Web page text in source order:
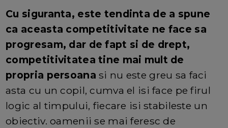
Cu siguranta, este tendinta de a spune
ca aceasta competitivitate ne face sa
progresam, dar de fapt si de drept,
competitivitatea tine mai mult de
propria persoanasi nu este greu sa faci
asta cu un copil, cumva el isi face pe firul
logic al timpului, fiecare isi stabileste un
obiectiv. oamenii se mai feresc de